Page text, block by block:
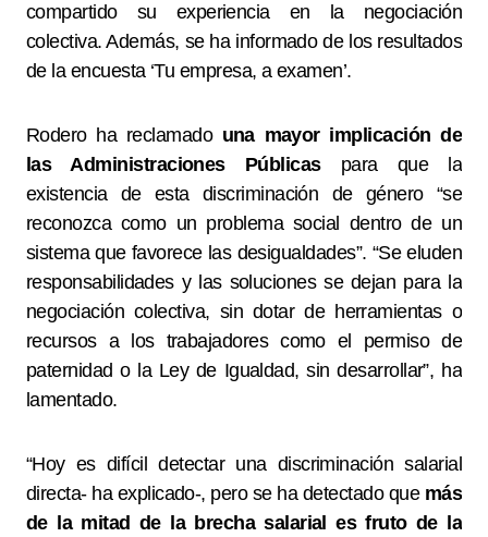
compartido su experiencia en la negociación
colectiva. Además, se ha informado de los resultados
de la encuesta ‘Tu empresa, a examen’.
Rodero ha reclamado una mayor implicación de
las Administraciones Públicaspara que la
existencia de esta discriminación de género “se
reconozca como un problema social dentro de un
sistema que favorece las desigualdades”. “Se eluden
responsabilidades y las soluciones se dejan para la
negociación colectiva, sin dotar de herramientas o
recursos a los trabajadores como el permiso de
paternidad o la Ley de Igualdad, sin desarrollar”, ha
lamentado.
“Hoy es difícil detectar una discriminación salarial
directa- ha explicado-, pero se ha detectado que más
de la mitad de la brecha salarial es fruto de la